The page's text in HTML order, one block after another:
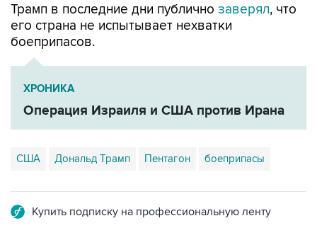
Трамп в последние дни публично заверял, что
его страна не испытывает нехватки
боеприпасов.
ХРОНИКА
Операция Израиля и США против Ирана
США Дональд Трамп Пентагон боеприпасы
Купить подписку на профессиональную ленту